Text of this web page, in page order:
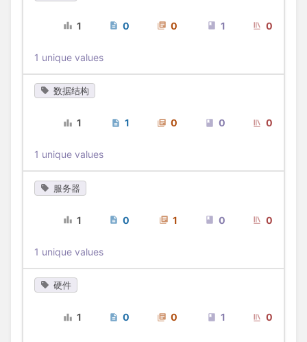
1 0 0 1 0
1 unique values
数据结构
1 1 0 0 0
1 unique values
服务器
1 0 1 0 0
1 unique values
硬件
1 0 0 1 0